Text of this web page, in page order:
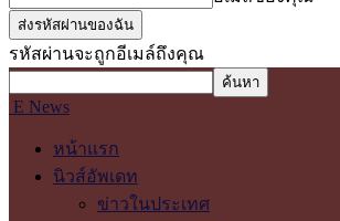
รหัสผ่านจะถูกอีเมล์ถึงคุณ
E News
หน้าแรก
นิวส์อัพเดท
ข่าวในประเทศ